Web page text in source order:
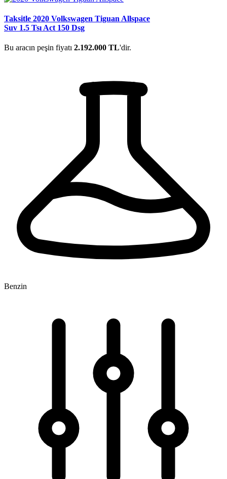
Taksitle 2020 Volkswagen Tiguan Allspace
Suv 1.5 Tsı Act 150 Dsg
Bu aracın peşin fiyatı 2.192.000 TL'dir.
Benzin